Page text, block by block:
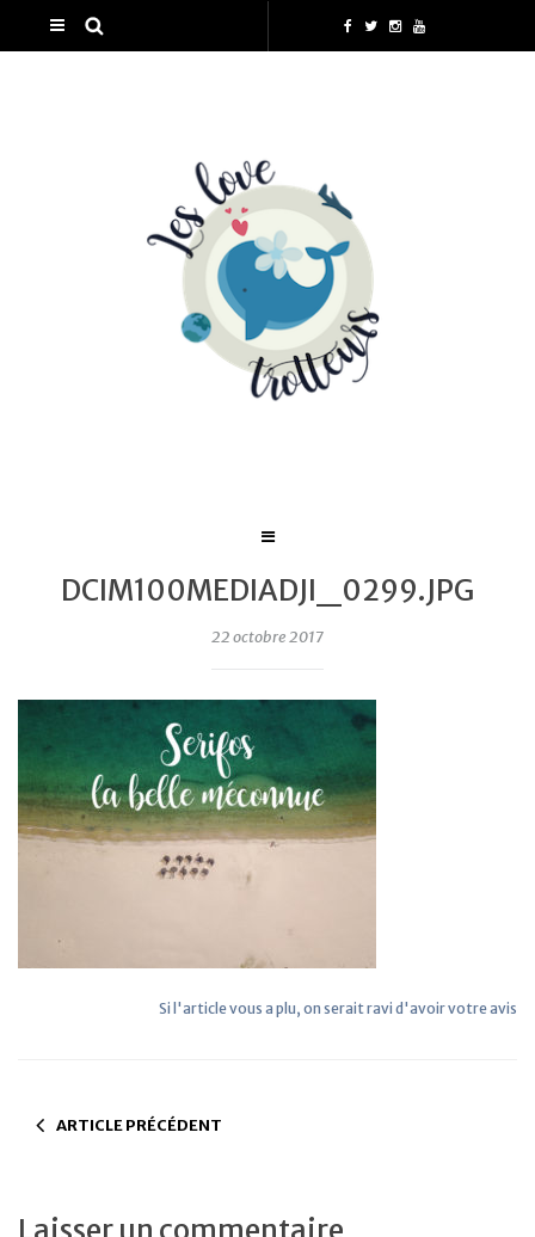
DCIM100MEDIADJI_0299.JPG
22 octobre 2017
Si l'article vous a plu, on serait ravi d'avoir votre avis
ARTICLE PRÉCÉDENT